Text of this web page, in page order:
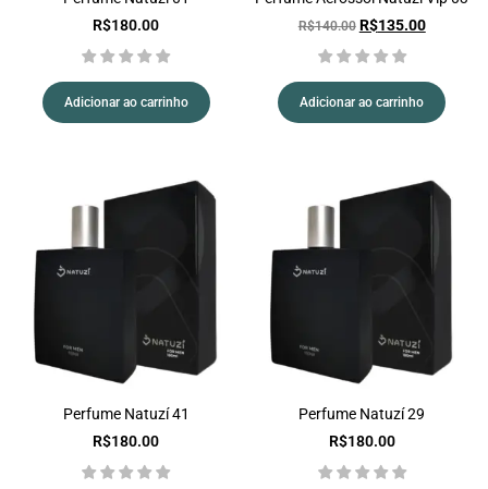
R$180.00
Adicionar ao carrinho
R$140.00 R$135.00
Adicionar ao carrinho
Perfume Natuzí 41
R$180.00
Perfume Natuzí 29
R$180.00